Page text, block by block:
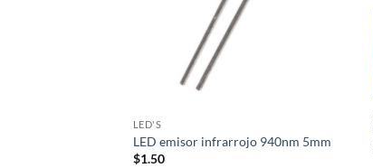
LED'S
LED emisor infrarrojo 940nm 5mm
$1.50